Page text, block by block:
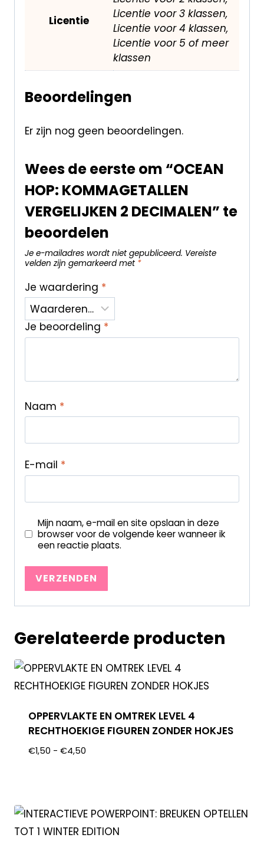
Licentie
Licentie voor 3 klassen,
Licentie voor 4 klassen,
Licentie voor 5 of meer
klassen
Beoordelingen
Er zijn nog geen beoordelingen.
Wees de eerste om “OCEAN
HOP: KOMMAGETALLEN
VERGELIJKEN 2 DECIMALEN” te
beoordelen
Je e-mailadres wordt niet gepubliceerd. Vereiste
velden zijn gemarkeerd met *
Je waardering *
Je beoordeling *
Naam *
E-mail *
Mijn naam, e-mail en site opslaan in deze
browser voor de volgende keer wanneer ik
een reactie plaats.
Gerelateerde producten
OPPERVLAKTE EN OMTREK LEVEL 4
RECHTHOEKIGE FIGUREN ZONDER HOKJES
€1,50 - €4,50